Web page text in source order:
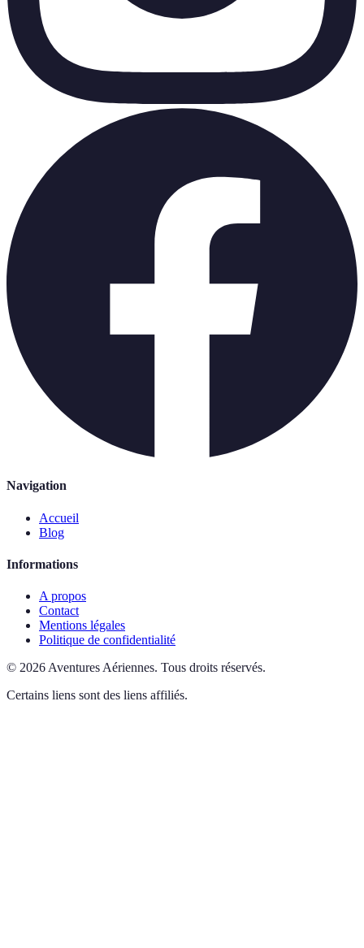
Navigation
Accueil
Blog
Informations
A propos
Contact
Mentions légales
Politique de confidentialité
© 2026 Aventures Aériennes. Tous droits réservés.
Certains liens sont des liens affiliés.